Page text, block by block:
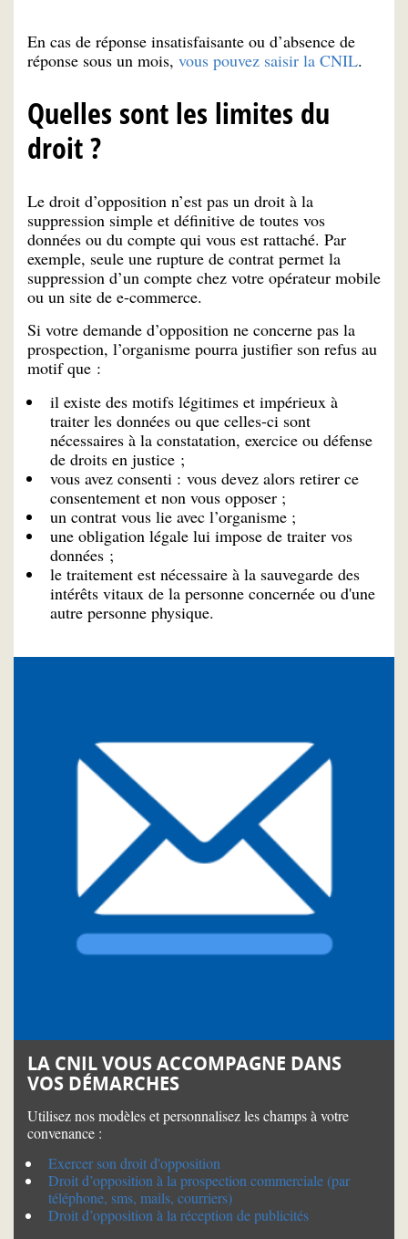
En cas de réponse insatisfaisante ou d’absence de
réponse sous un mois, vous pouvez saisir la CNIL.
Quelles sont les limites du
droit ?
Le droit d’opposition n’est pas un droit à la
suppression simple et définitive de toutes vos
données ou du compte qui vous est rattaché. Par
exemple, seule une rupture de contrat permet la
suppression d’un compte chez votre opérateur mobile
ou un site de e-commerce.
Si votre demande d’opposition ne concerne pas la
prospection, l’organisme pourra justifier son refus au
motif que :
il existe des motifs légitimes et impérieux à
traiter les données ou que celles-ci sont
nécessaires à la constatation, exercice ou défense
de droits en justice ;
vous avez consenti : vous devez alors retirer ce
consentement et non vous opposer ;
un contrat vous lie avec l’organisme ;
une obligation légale lui impose de traiter vos
données ;
le traitement est nécessaire à la sauvegarde des
intérêts vitaux de la personne concernée ou d'une
autre personne physique.
LA CNIL VOUS ACCOMPAGNE DANS
VOS DÉMARCHES
Utilisez nos modèles et personnalisez les champs à votre
convenance :
Exercer son droit d'opposition
Droit d’opposition à la prospection commerciale (par
téléphone, sms, mails, courriers)
Droit d’opposition à la réception de publicités